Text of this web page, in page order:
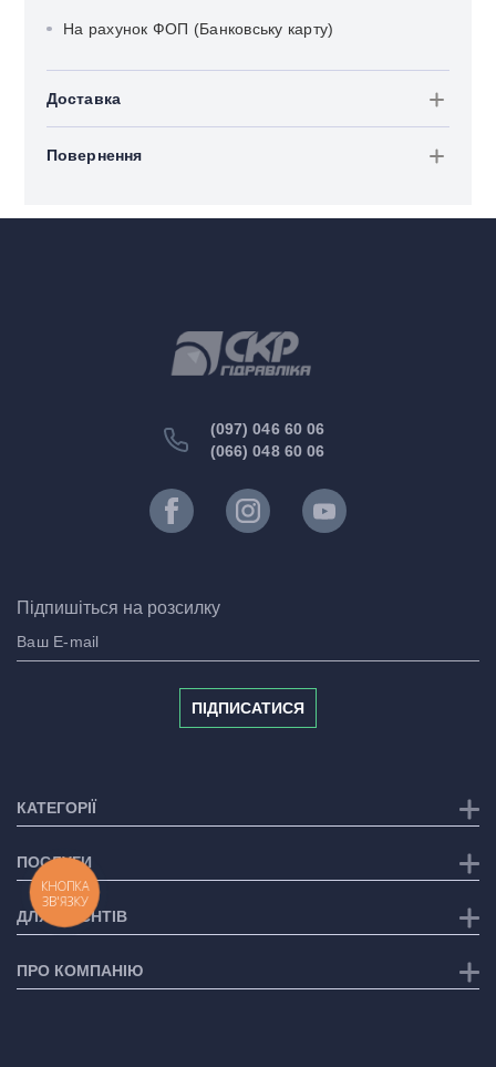
На рахунок ФОП (Банковську карту)
Доставка
Повернення
(097) 046 60 06
(066) 048 60 06
Підпишіться на розсилку
ПІДПИСАТИСЯ
КАТЕГОРІЇ
ПОСЛУГИ
ДЛЯ КЛІЄНТІВ
ПРО КОМПАНІЮ
КНОПКА
ЗВ'ЯЗКУ